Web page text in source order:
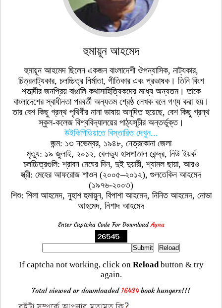
হুমায়ূন আহমেদ
হুমায়ূন আহমেদ ছিলেন একজন বাংলাদেশী ঔপন্যাসিক, নাট্যকার,
চিত্রনাট্যকার, চলচ্চিত্র নির্মাতা, গীতিকার এবং প্রভাষক। তিনি বিংশ
শতাব্দীর জনপ্রিয় বাঙালি কথাসাহিত্যিকদের মধ্যে অন্যতম। তাকে
বাংলাদেশের স্বাধীনতা পরবর্তী অন্যতম শ্রেষ্ঠ লেখক বলে গণ্য করা হয়।
তার বেশ কিছু গ্রন্থ পৃথিবীর নানা ভাষায় অনূদিত হয়েছে, বেশ কিছু গ্রন্থ
স্কুল-কলেজ বিশ্ববিদ্যালয়ের পাঠ্যসূচীর অন্তর্ভুক্ত।
উইকিপিডিয়াতে বিস্তারিত দেখুন...
জন্ম: ১৩ নভেম্বর, ১৯৪৮, নেত্রকোনা জেলা
মৃত্যু: ১৯ জুলাই, ২০১২, বেলভ্যু হাসপাতাল কেন্দ্র, নিউ ইয়র্ক
চলচ্চিত্রগুলি: শ্রাবন মেঘের দিন, দুই দুয়ারী, শ্যামল ছায়া, আরও
স্ত্রী: মেহের আফরোজ শাওন (২০০৫–২০১২), গুলতেকিন আহমেদ
(১৯৭৬-২০০৩)
শিশু: শিলা আহমেদ, নুহাশ হুমায়ুন, বিপাশা আহমেদ, নিনিত আহমেদ, নোভা
আহমেদ, নিশাদ আহমেদ
Enter Captcha Code For Download Ayna
If captcha not working, click on Reloadbutton & try
again.
Total viewed or downloaded 16434book hungers!!!